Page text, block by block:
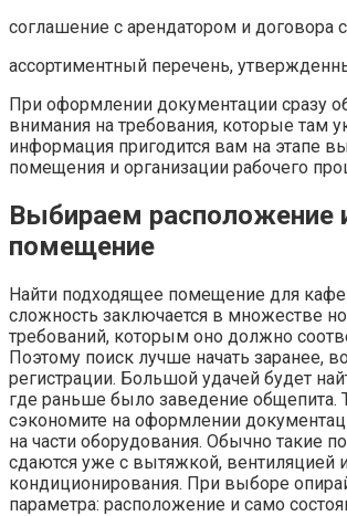
соглашение с арендатором и договора
ассортиментный перечень,
При оформлении документации сразу
внимания на требования, которые там
информация пригодится вам на этапе
помещения и организации рабочего
Выбираем расположение
помещение
Найти подходящее помещение для кафе
сложность заключается в множестве
требований, которым оно должно
Поэтому поиск лучше начать заранее,
регистрации. Большой удачей будет
где раньше было заведение общепита.
сэкономите на оформлении
на части оборудования. Обычно такие
сдаются уже с вытяжкой, вентиляцией
кондиционирования. При выборе
параметра: расположение и само